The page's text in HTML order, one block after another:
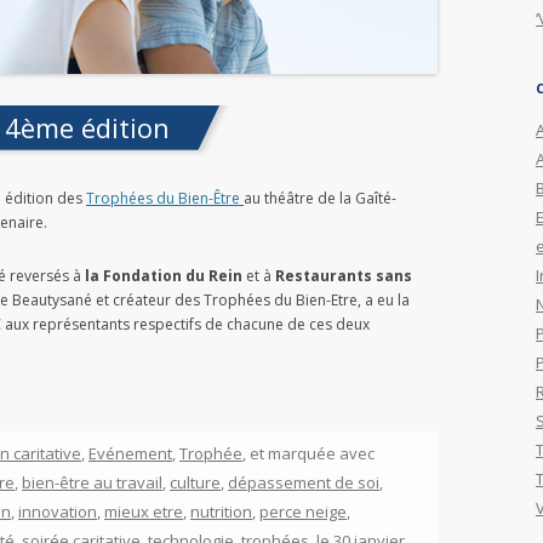
édition
édition desTrophées du Bien-Être au théâtre de la Gaîté-
reversés à la Fondation du Rein et à Restaurants sans
Beautysané et créateur des Trophées du Bien-Etre, a eu la
représentants respectifs de chacune de ces deux
caritative, Evénement,Trophée, et marquée avec
, bien-être au travail, culture, dépassement de soi,
, innovation, mieux etre, nutrition, perce neige,